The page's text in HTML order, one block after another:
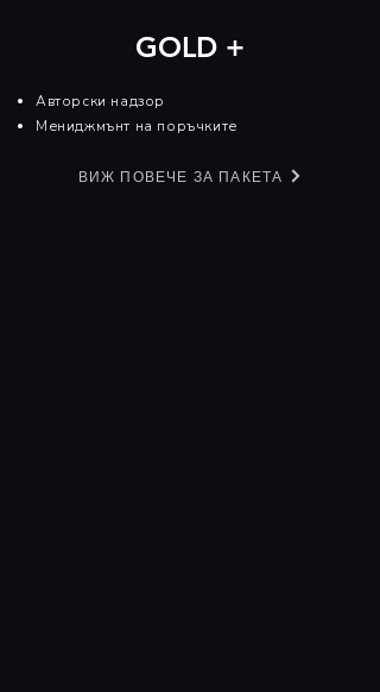
GOLD +
Aвторски надзор
Mениджмънт на поръчките
ВИЖ ПОВЕЧЕ ЗА ПАКЕТА